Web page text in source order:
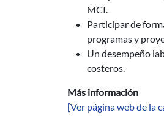
MCI.
Participar de
programas y
Un desempeño
costeros.
Más información
[Ver página web de la